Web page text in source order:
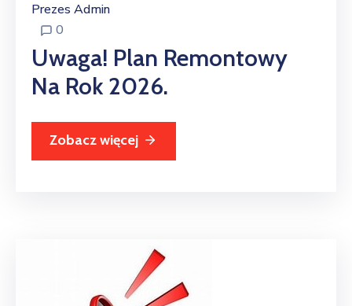
Prezes Admin
0
Uwaga! Plan Remontowy
Na Rok 2026.
Zobacz więcej